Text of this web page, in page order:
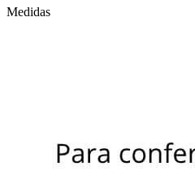
Medidas